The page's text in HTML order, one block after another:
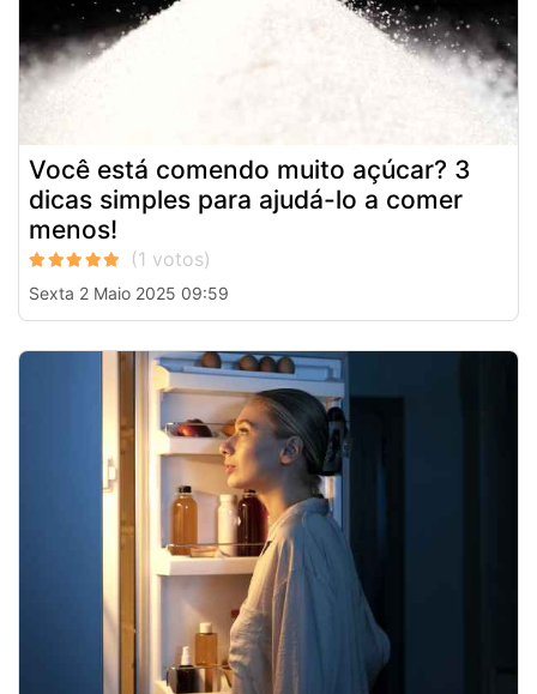
Você está comendo muito açúcar? 3
dicas simples para ajudá-lo a comer
menos!
Sexta 2 Maio 2025 09:59